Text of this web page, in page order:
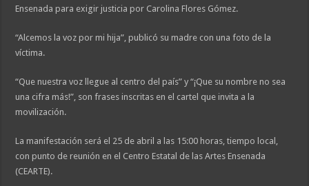
Ensenada para exigir justicia por Carolina Flores Gómez.
“Alcemos la voz por mi hija”, publicó su madre con una foto de la
víctima.
“Que nuestra voz llegue al centro del país” y “¡Que su nombre no sea
una cifra más!”, son frases inscritas en el cartel que invita a la
movilización.
La manifestación será el 25 de abril a las 15:00 horas, tiempo local,
con punto de reunión en el Centro Estatal de las Artes Ensenada
(CEARTE).